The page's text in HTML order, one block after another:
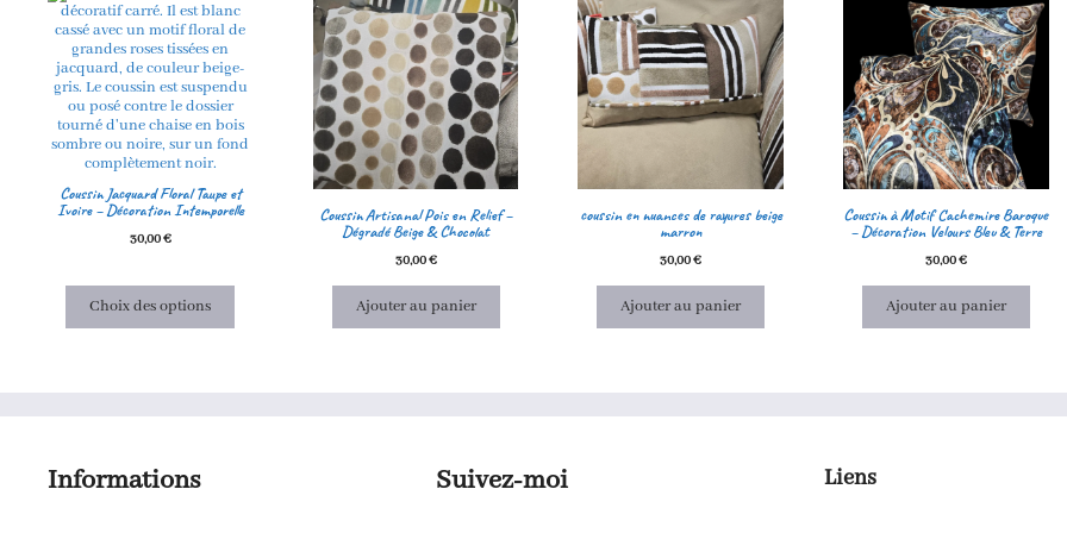
Coussin Jacquard Floral Taupe et
Ivoire – Décoration Intemporelle
30,00€
Choix des options
produit
plusieurs
variations.
Les
options
peuvent
être
choisies
page
Coussin Artisanal Pois en Relief –
Dégradé Beige & Chocolat
30,00€
Ajouter au panier
coussin en nuances de rayures beige
marron
30,00€
Ajouter au panier
Coussin à Motif Cachemire Baroque
– Décoration Velours Bleu & Terre
30,00€
Ajouter au panier
Informations
Suivez-moi
Liens